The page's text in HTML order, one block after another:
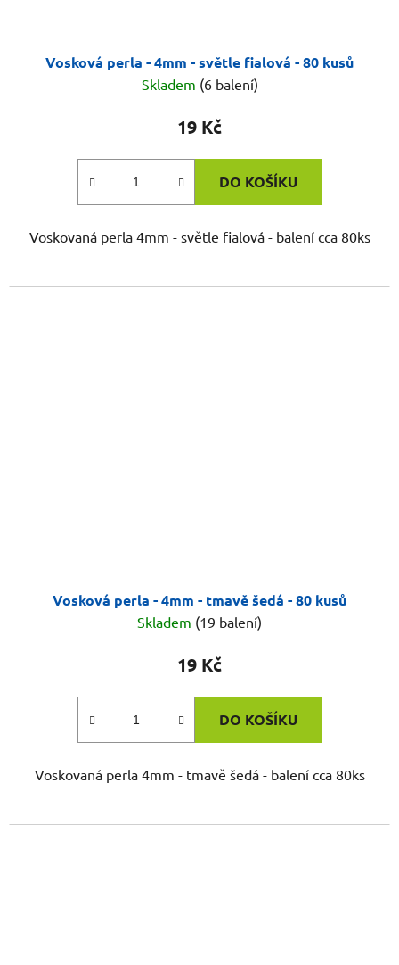
Vosková perla - 4mm - světle fialová - 80 kusů
Skladem (6 balení)
19 Kč
DO KOŠÍKU
Voskovaná perla 4mm - světle fialová - balení cca 80ks
Vosková perla - 4mm - tmavě šedá - 80 kusů
Skladem (19 balení)
19 Kč
DO KOŠÍKU
Voskovaná perla 4mm - tmavě šedá - balení cca 80ks